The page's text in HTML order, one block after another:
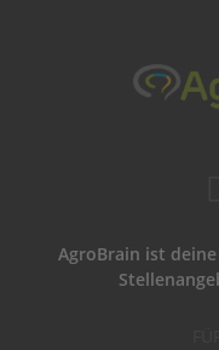
AgroBrain ist